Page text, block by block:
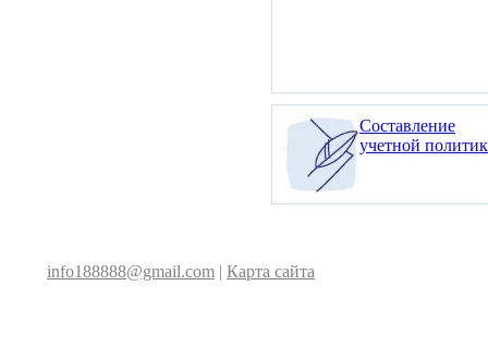
Составление
учетной
info188888@gmail.com | Карта сайта